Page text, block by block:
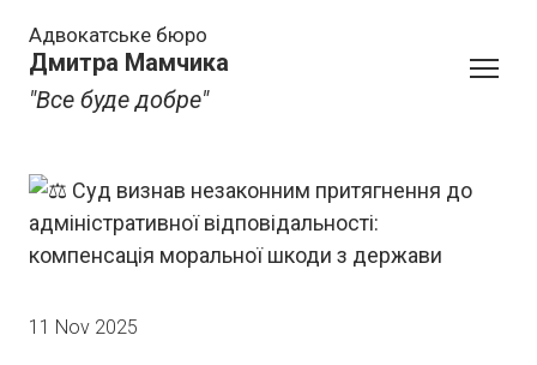
Адвокатське бюро
Дмитра Мамчика
"Все буде добре"
11 Nov 2025